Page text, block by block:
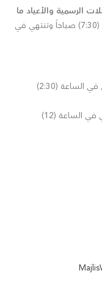
الرسمية والأعياد ما
: من الساعة (7:30) صباحاً وتنتهي في
الفترة الأولى :من الساعة (9:00) صباحاً وتنتهي في الساعة (2:30)
الفترة الثانية : من الساعة (8:00) مساء وتنتهي في الساعة (12)